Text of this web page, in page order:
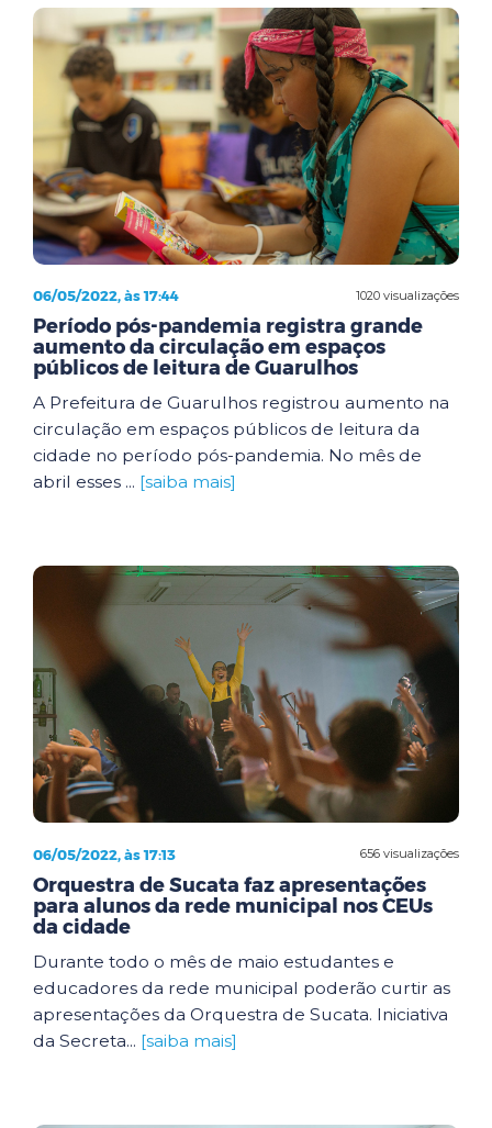
1020 visualizações
06/05/2022, às 17:44
Período pós-pandemia registra grande
aumento da circulação em espaços
públicos de leitura de Guarulhos
A Prefeitura de Guarulhos registrou aumento na
circulação em espaços públicos de leitura da
cidade no período pós-pandemia. No mês de
abril esses ... [saiba mais]
656 visualizações
06/05/2022, às 17:13
Orquestra de Sucata faz apresentações
para alunos da rede municipal nos CEUs
da cidade
Durante todo o mês de maio estudantes e
educadores da rede municipal poderão curtir as
apresentações da Orquestra de Sucata. Iniciativa
da Secreta... [saiba mais]